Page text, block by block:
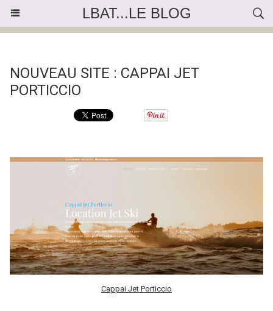
LBAT...LE BLOG
NOUVEAU SITE : CAPPAI JET
PORTICCIO
Cappai Jet Porticcio